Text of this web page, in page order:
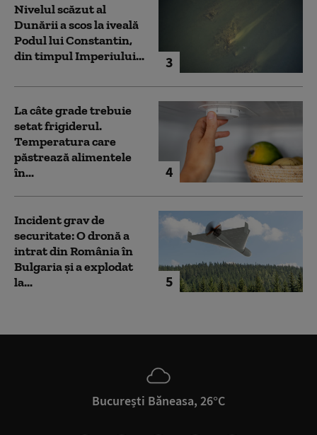
3
Nivelul scăzut al
Dunării a scos la iveală
Podul lui Constantin,
din timpul Imperiului...
4
La câte grade trebuie
setat frigiderul.
Temperatura care
păstrează alimentele
în...
5
Incident grav de
securitate: O dronă a
intrat din România în
Bulgaria şi a explodat
la...
București Băneasa, 26°C